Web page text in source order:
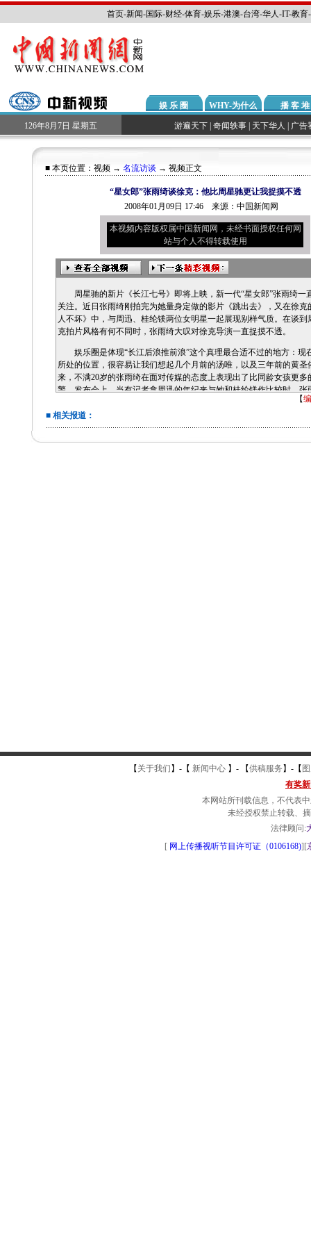
首页-新闻-国际-财经-体育-娱乐-港澳-台湾-华人-IT-教育-
娱 乐 圈 WHY-为什么 播 客 堆
126年8月7日 星期五 游遍天下 奇闻轶事 天下华人 广告
■ 本页位置： 视频 → 名流访谈 → 视频正文
“星女郎”张雨绮谈徐克：他比周星驰更让我捉摸不透
2008年01月09日 17:46 来源：中国新闻网
本视频内容版权属中国新闻网，未经书面授权任何网
站与个人不得转载使用
周星驰的新片《长江七号》即将上映，新一代“星女郎”张雨绮一
关注。近日张雨绮刚拍完为她量身定做的影片《跳出去》，又在徐克
人不坏》中，与周迅、桂纶镁两位女明星一起展现别样气质。在谈到
克拍片风格有何不同时，张雨绮大叹对徐克导演一直捉摸不透。
娱乐圈是体现“长江后浪推前浪”这个真理最合适不过的地方：现
所处的位置，很容易让我们想起几个月前的汤唯，以及三年前的黄圣
来，不满20岁的张雨绮在面对传媒的态度上表现出了比同龄女孩更多
警，发布会上，当有记者拿周迅的年纪来与她和桂纶镁作比较时，张
【
■ 相关报道：
【 关于我们 】-【 新闻中心 】- 【供稿服务 】-【
有奖
本网站所刊载信息，不代表
未经授权禁止转载、
法律顾问:
[ 网上传播视听节目许可证（0106168)][